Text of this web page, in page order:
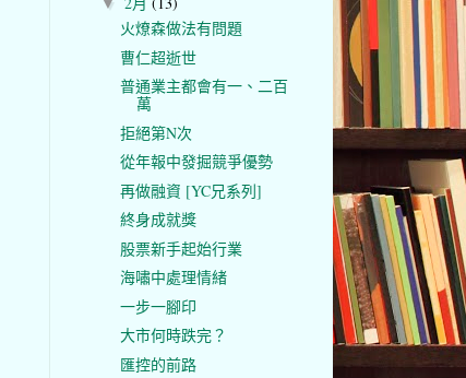
▼
火燎森做法有問題
曹仁超逝世
普通業主都會有一、二百
萬
拒絕第N次
從年報中發掘競爭優勢
再做融資 [YC兄系列]
終身成就獎
股票新手起始行業
海嘯中處理情緒
一步一腳印
大市何時跌完？
匯控的前路